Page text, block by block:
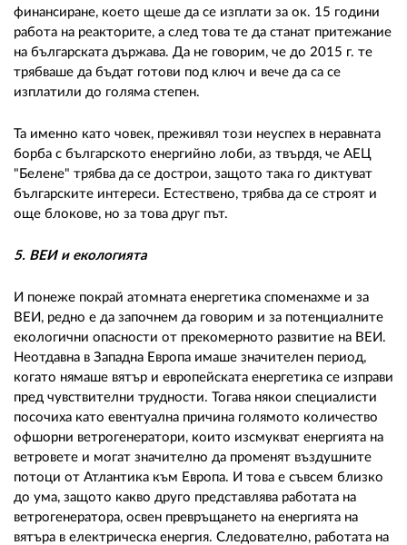
финансиране, което щеше да се изплати за ок. 15 години
работа на реакторите, а след това те да станат притежание
на българската държава. Да не говорим, че до 2015 г. те
трябваше да бъдат готови под ключ и вече да са се
изплатили до голяма степен.
Та именно като човек, преживял този неуспех в неравната
борба с българското енергийно лоби, аз твърдя, че АЕЦ
"Белене" трябва да се дострои, защото така го диктуват
българските интереси. Естествено, трябва да се строят и
още блокове, но за това друг път.
5. ВЕИ и екологията
И понеже покрай атомната енергетика споменахме и за
ВЕИ, редно е да започнем да говорим и за потенциалните
екологични опасности от прекомерното развитие на ВЕИ.
Неотдавна в Западна Европа имаше значителен период,
когато нямаше вятър и европейската енергетика се изправи
пред чувствителни трудности. Тогава някои специалисти
посочиха като евентуална причина голямото количество
офшорни ветрогенератори, които изсмукват енергията на
ветровете и могат значително да променят въздушните
потоци от Атлантика към Европа. И това е съвсем близко
до ума, защото какво друго представлява работата на
ветрогенератора, освен превръщането на енергията на
вятъра в електрическа енергия. Следователно, работата на